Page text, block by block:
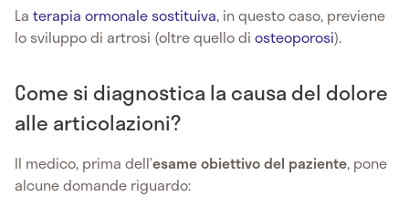
La terapia ormonale sostituiva, in questo caso, previene
lo sviluppo di artrosi (oltre quello di osteoporosi).
Come si diagnostica la causa del dolore
alle articolazioni?
Il medico, prima dell’esame obiettivo del paziente, pone
alcune domande riguardo: